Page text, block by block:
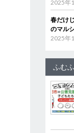
2025年
春だけ
のマル
2025年
ふむ